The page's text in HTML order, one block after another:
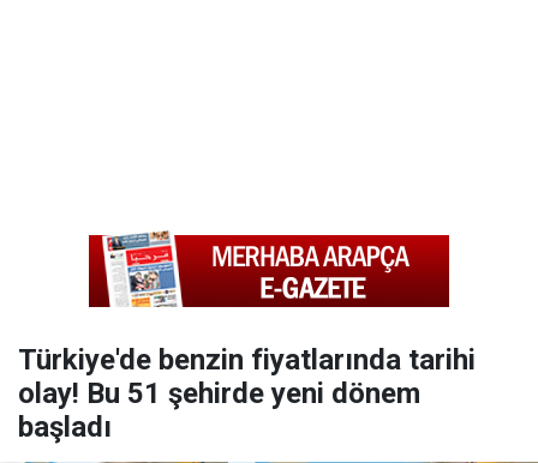
Türkiye'de benzin fiyatlarında tarihi
olay! Bu 51 şehirde yeni dönem
başladı